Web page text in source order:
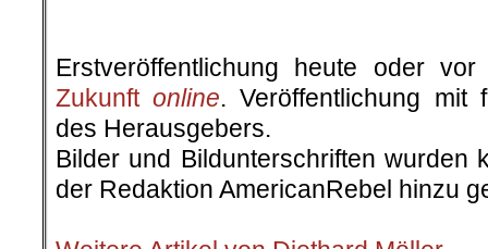
Erstveröffentlichung heute oder
Zukunftonline. Veröffentlichung mit
des Herausgebers.
Bilder und Bildunterschriften wurden
der Redaktion AmericanRebel hinzu